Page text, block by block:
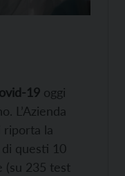
19 oggi
L’Azienda
riporta la
di questi 10
(su 235 test